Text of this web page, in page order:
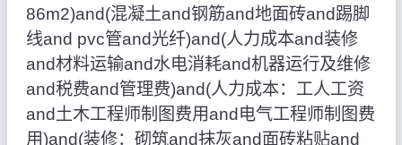
86m2)and(混凝土and钢筋and地面砖and踢脚
线and pvc管and光纤)and(人力成本and装修
and材料运输and水电消耗and机器运行及维修
and税费and管理费)and(人力成本：工人工资
and土木工程师制图费用and电气工程师制图费
用)and(装修：砌筑and抹灰and面砖粘贴and